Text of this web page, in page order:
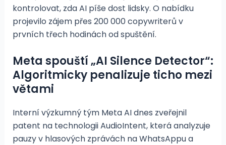
kontrolovat, zda AI píše dost lidsky. O nabídku
projevilo zájem přes 200 000 copywriterů v
prvních třech hodinách od spuštění.
Meta spouští „AI Silence Detector“:
Algoritmicky penalizuje ticho mezi
větami
Interní výzkumný tým Meta AI dnes zveřejnil
patent na technologii AudioIntent, která analyzuje
pauzy v hlasových zprávách na WhatsAppu a